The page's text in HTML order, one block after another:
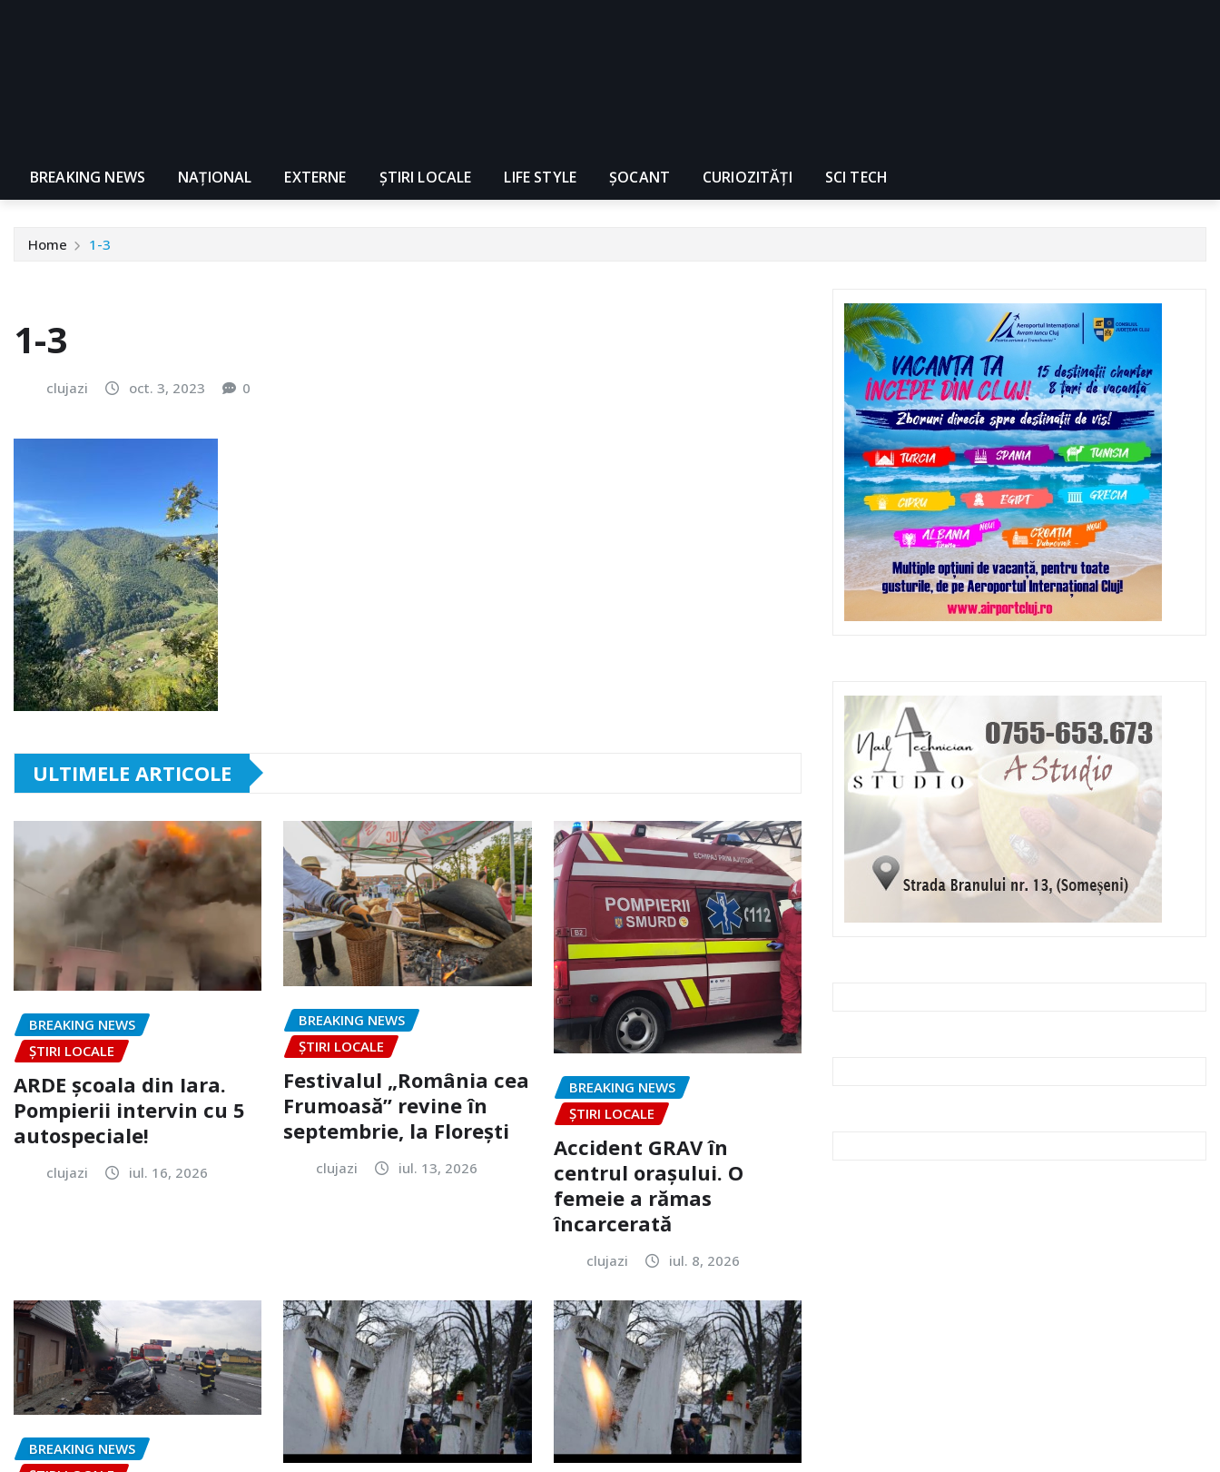
BREAKING NEWS NAŢIONAL EXTERNE ȘTIRI LOCALE LIFE STYLE ȘOCANT CURIOZITĂȚI SCI TECH
Home 1-3
1-3
clujazi oct. 3, 2023 0
ULTIMELE ARTICOLE
BREAKING NEWS
ȘTIRI LOCALE
ARDE școala din Iara.
Pompierii intervin cu 5
autospeciale!
clujazi iul. 16, 2026
BREAKING NEWS
ȘTIRI LOCALE
Festivalul „România cea
Frumoasă” revine în
septembrie, la Florești
clujazi iul. 13, 2026
BREAKING NEWS
ȘTIRI LOCALE
Accident GRAV în
centrul orașului. O
femeie a rămas
încarcerată
clujazi iul. 8, 2026
BREAKING NEWS